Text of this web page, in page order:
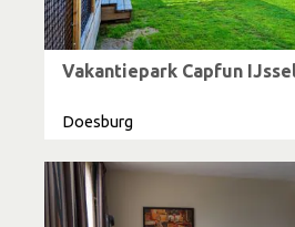
Vakantiepark Capfun
Doesburg